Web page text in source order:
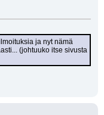
ja nyt nämä
(johtuuko itse sivusta